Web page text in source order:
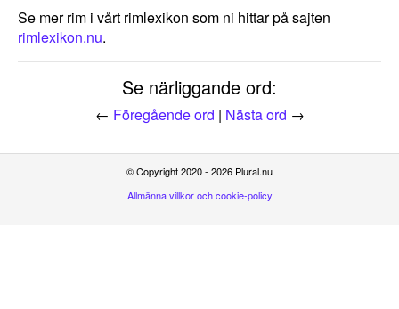
Se mer rim i vårt rimlexikon som ni hittar på sajten
rimlexikon.nu.
Se närliggande ord:
← Föregående ord | Nästa ord →
© Copyright 2020 - 2026 Plural.nu
Allmänna villkor och cookie-policy